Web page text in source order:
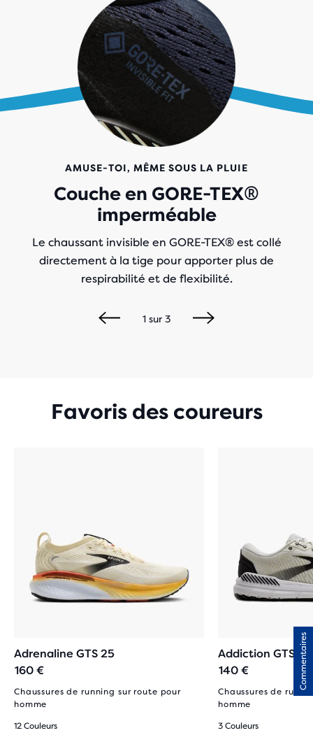
AMUSE-TOI, MÊME SOUS LA PLUIE
Couche en GORE-TEX®
imperméable
Le chaussant invisible en GORE-TEX® est collé
directement à la tige pour apporter plus de
respirabilité et de flexibilité.
1sur 3
Favoris des coureurs
Adrenaline GTS 25
160 €
Chaussures de running sur route pour
homme
12 Couleurs
Addiction GTS 15
140 €
Chaussures de
homme
3 Couleurs
Commentaires